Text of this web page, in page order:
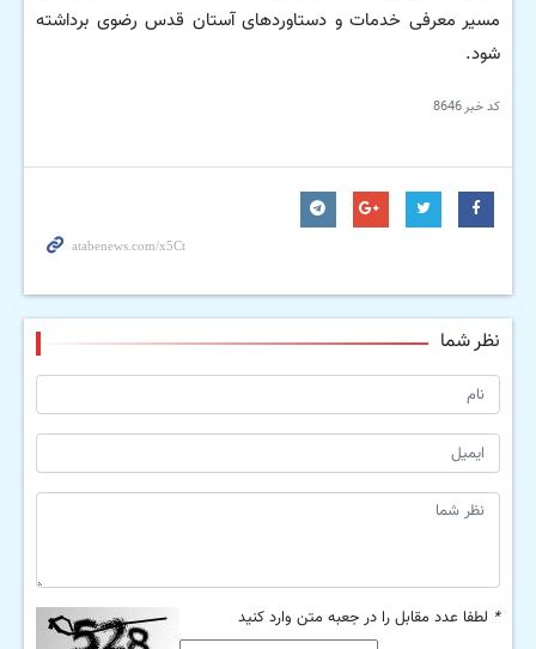
مسیر معرفی خدمات و دستاوردهای آستان قدس رضوی برداشته
شود.
کد خبر8646
نظر شما
* لطفا عدد مقابل را در جعبه متن وارد کنید